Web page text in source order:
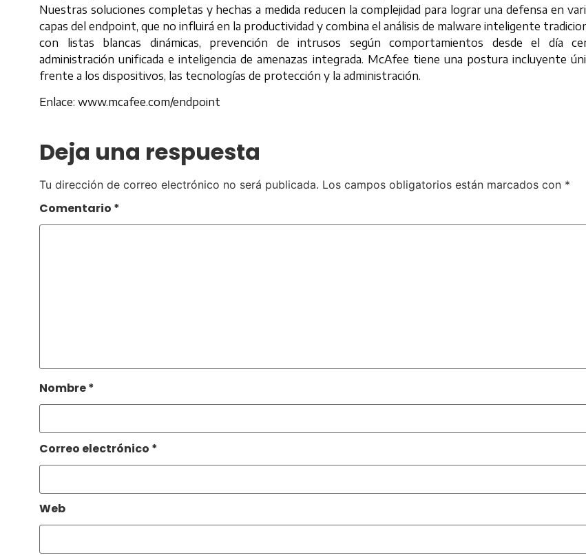
Nuestras soluciones completas y hechas a medida reducen la complejidad para lograr una defensa en
capas del endpoint, que no influirá en la productividad y combina el análisis de malware inteligente
con listas blancas dinámicas, prevención de intrusos según comportamientos desde el día
administración unificada e inteligencia de amenazas integrada. McAfee tiene una postura incluyente
frente a los dispositivos, las tecnologías de protección y la administración.
Enlace: www.mcafee.com/endpoint
Deja una respuesta
Tu dirección de correo electrónico no será publicada. Los campos obligatorios están marcados con *
Comentario *
Nombre*
Correo electrónico *
Web